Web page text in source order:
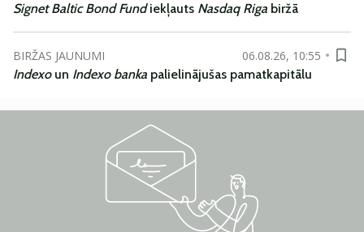
Signet Baltic Bond Fundiekļauts Nasdaq Riga biržā
BIRŽAS JAUNUMI
06.08.26, 10:55
Indexoun Indexo banka palielinājušas pamatkapitālu